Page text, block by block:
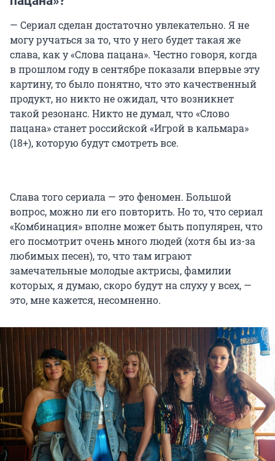
— Сериал сделан достаточно увлекательно. Я не
могу ручаться за то, что у него будет такая же
слава, как у «Слова пацана». Честно говоря, когда
в прошлом году в сентябре показали впервые эту
картину, то было понятно, что это качественный
продукт, но никто не ожидал, что возникнет
такой резонанс. Никто не думал, что «Слово
пацана» станет российской «Игрой в кальмара»
(18+), которую будут смотреть все.
Слава того сериала — это феномен. Большой
вопрос, можно ли его повторить. Но то, что сериал
«Комбинация» вполне может быть популярен, что
его посмотрит очень много людей (хотя бы из-за
любимых песен), то, что там играют
замечательные молодые актрисы, фамилии
которых, я думаю, скоро будут на слуху у всех, —
это, мне кажется, несомненно.